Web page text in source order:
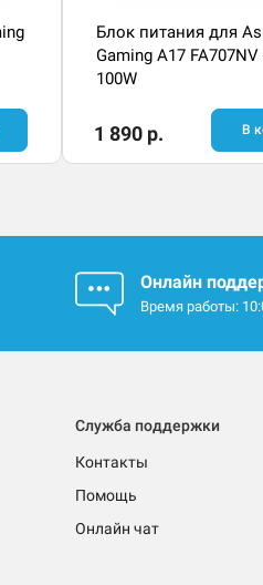
Блок питания для
Gaming A17 FA707NV
100W
1 890 р. В
Онлайн
Время работы:
Служба поддержки
Контакты
Помощь
Онлайн чат